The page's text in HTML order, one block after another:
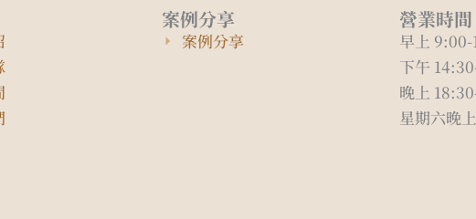
案例分享
案例分享
營業時間
早上
下午
晚上
星期六晚